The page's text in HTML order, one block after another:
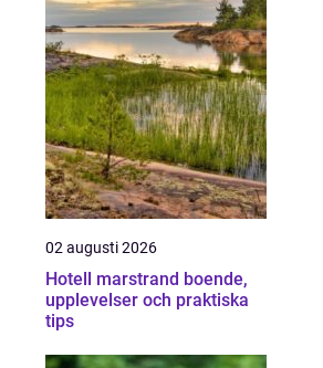
02 augusti 2026
Hotell marstrand boende,
upplevelser och praktiska
tips